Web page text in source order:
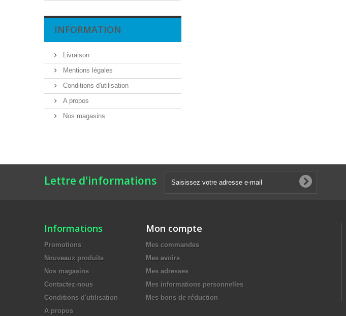
INFORMATION
Livraison
Mentions légales
Conditions d'utilisation
A propos
Nos magasins
Lettre d'informations
Informations
Promotions
Nouveaux produits
Nos magasins
Contactez-nous
Conditions d'utilisation
A propos
Mon compte
Mes commandes
Mes avoirs
Mes adresses
Mes informations personnelles
Mes bons de réduction